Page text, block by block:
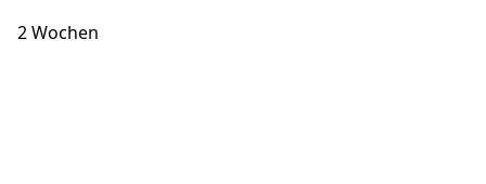
2 Wochen